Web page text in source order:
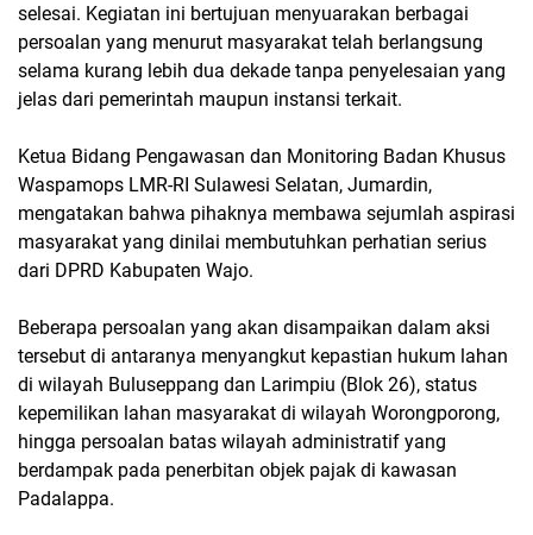
selesai. Kegiatan ini bertujuan menyuarakan berbagai
persoalan yang menurut masyarakat telah berlangsung
selama kurang lebih dua dekade tanpa penyelesaian yang
jelas dari pemerintah maupun instansi terkait.
Ketua Bidang Pengawasan dan Monitoring Badan Khusus
Waspamops LMR-RI Sulawesi Selatan, Jumardin,
mengatakan bahwa pihaknya membawa sejumlah aspirasi
masyarakat yang dinilai membutuhkan perhatian serius
dari DPRD Kabupaten Wajo.
Beberapa persoalan yang akan disampaikan dalam aksi
tersebut di antaranya menyangkut kepastian hukum lahan
di wilayah Buluseppang dan Larimpiu (Blok 26), status
kepemilikan lahan masyarakat di wilayah Worongporong,
hingga persoalan batas wilayah administratif yang
berdampak pada penerbitan objek pajak di kawasan
Padalappa.